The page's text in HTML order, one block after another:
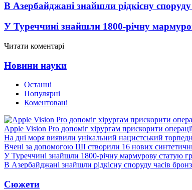
В Азербайджані знайшли рідкісну споруду
У Туреччині знайшли 1800-річну
Читати коментарі
Новини науки
Останні
Популярні
Коментовані
Apple Vision Pro допоміг хірургам прискорити
На дні моря виявили унікальний нацистський
Вчені за допомогою ШІ створили 16 нових
У Туреччині знайшли 1800-річну мармурову статую
В Азербайджані знайшли рідкісну споруду часів
Сюжети